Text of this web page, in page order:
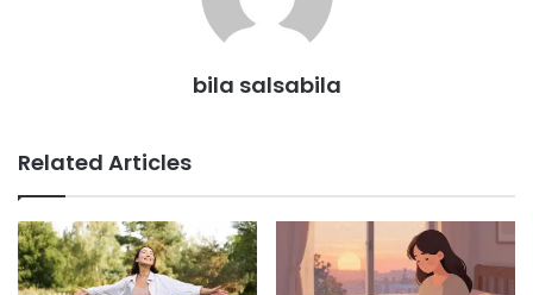
bila salsabila
Related Articles